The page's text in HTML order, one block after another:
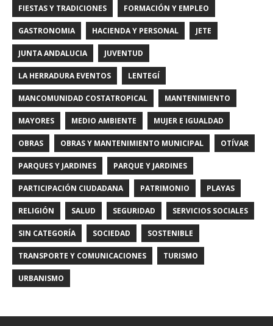
FIESTAS Y TRADICIONES FORMACIÓN Y EMPLEO
GASTRONOMIA HACIENDA Y PERSONAL JETE
JUNTA ANDALUCIA JUVENTUD
LA HERRADURA EVENTOS LENTEGÍ
MANCOMUNIDAD COSTATROPICAL MANTENIMIENTO
MAYORES MEDIO AMBIENTE MUJER E IGUALDAD
OBRAS OBRAS Y MANTENIMIENTO MUNICIPAL OTÍVAR
PARQUES Y JARDINES PARQUE Y JARDINES
PARTICIPACIÓN CIUDADANA PATRIMONIO PLAYAS
RELIGIÓN SALUD SEGURIDAD SERVICIOS SOCIALES
SIN CATEGORÍA SOCIEDAD SOSTENIBLE
TRANSPORTE Y COMUNICACIONES TURISMO
URBANISMO